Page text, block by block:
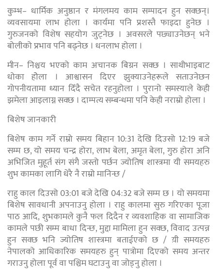
कुम्भ– धार्मिक अनुष्ठान र मंगलमय काम सम्पादन हुन सक्छन्।
व्यवसायमा लाभ होला । कार्यमा पनि प्रशस्तै फाइदा हुनेछ ।
गुरुजनको विशेष सहयोग जुट्नेछ । अवसरले पछ्याउनेछन् भने
बोलीको प्रभाव पनि बढ्नेछ । धनलाभ होला ।
मीन– निश्चय भएको काम अचानक बिग्रन सक्छ । साथीभाइबाट
धोका होेला । आश्वासन दिएर झुक्याउनेहरूले सताउनेछन
गोपनीयतामा ध्यान दिँदै सचेत रहनुहोला । पुरानो समस्याले केही
झमेला आइलाग्न सक्छ । दाम्पत्य सम्बन्धमा पनि केही नराम्रो होला ।
बिशेष जानकारी
बिशेष काम गर्ने राम्रो समय बिहान 10:31 देखि दिउसो 12:19 बजे
सम्म छ, यो समय चन्द्र होरा, लाभ बेला, अमृत बेला, गुरु होरा अनि
अभिजित मुहूर्त संग संगै जस्तो पर्छन ज्योतिष शास्त्रमा यी समयहरु
शुभ कामका लागि धेरै नै राम्रो मानिन्छ /
राहु काल दिउसो 03:01 बजे देखि 04:32 बजे सम्म छ । यो समयमा
बिशेष सावधानी अपनाउनु होला । राहु कालमा सुरु गरिएका पूजा
पाठ आदि, शुभकामले कुनै फल दिदैन र व्यवशाहिक वा सामाजिक
कामले पछी सम्म बाधा दिन्छ, मुद्दा मामिला हुन सक्छ, विवाद उत्पन्न
हुन सक्छ भनि ज्योतिष शास्त्रमा बताईएको छ / य़ी समयहरु
नेपालको आधिकारिक समयहरु हुन् पात्रोमा दिएको समय अन्तर
गराउनु होला पूर्व वा पश्चिम घटाउनु वा जोड्नु होला ।